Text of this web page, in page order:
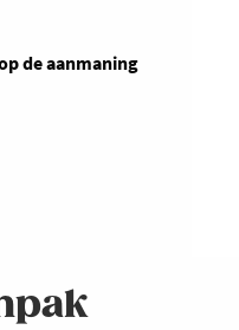
de aanmaning